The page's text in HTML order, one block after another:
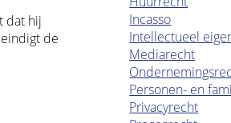
dat hij
de
Incasso
Intellectueel
Mediarecht
Personen- en
Privacyrecht